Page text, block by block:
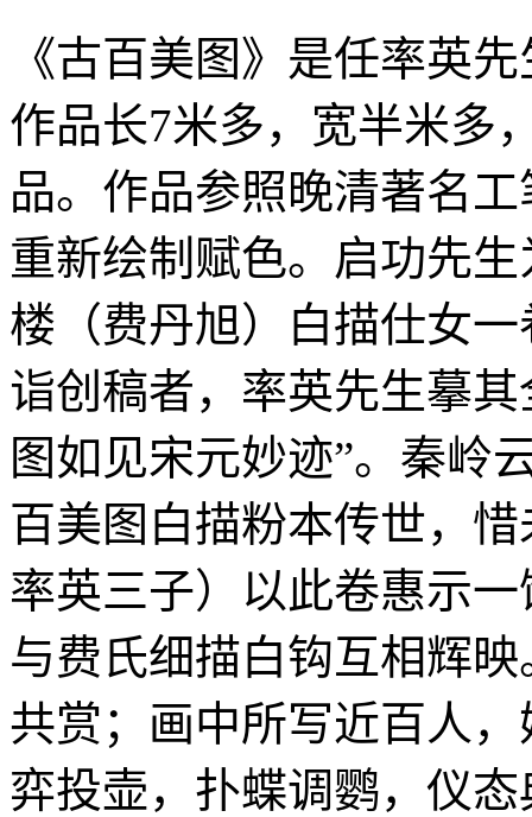
《古百美图》是任率英
作品长7米多，宽半米多
品。作品参照晚清著名
重新绘制赋色。启功先
楼（费丹旭）白描仕女
诣创稿者，率英先生摹
图如见宋元妙迹”。秦岭
百美图白描粉本传世，
率英三子）以此卷惠示
与费氏细描白钩互相辉
共赏；画中所写近百人
弈投壶，扑蝶调鹦，仪